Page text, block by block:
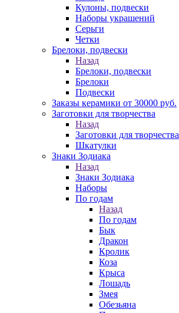
Кулоны, подвески
Наборы украшений
Серьги
Четки
Брелоки, подвески
Назад
Брелоки, подвески
Брелоки
Подвески
Заказы керамики от 30000 руб.
Заготовки для творчества
Назад
Заготовки для творчества
Шкатулки
Знаки Зодиака
Назад
Знаки Зодиака
Наборы
По годам
Назад
По годам
Бык
Дракон
Кролик
Коза
Крыса
Лошадь
Змея
Обезьяна